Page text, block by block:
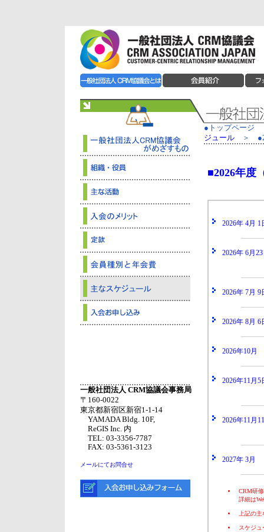
一般社団法人 CRM協議会事務局
〒160-0022
東京都新宿区新宿1-1-14
YAMADA Bldg. 10F,
ReGIS Inc. 内
TEL: 03-3356-7787
FAX: 03-5361-3123
メールにてお問合せ
●トップページ
ジュール ＞
■2026年度
2026年 4月 1
2026年 6月
2026年 7月 9
2026年 8月 6
2026年10月
2026年11月5
2026年11月
2027年 3月
CRM研
詳細は
上記の
スケジュ